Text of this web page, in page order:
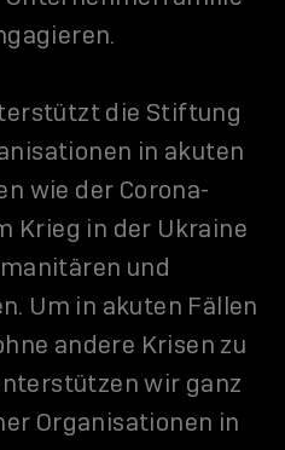
die Stiftung
in akuten
wie der Corona-
Krieg in der Ukraine
und
Um in akuten Fällen
andere Krisen zu
wir ganz
Organisationen in